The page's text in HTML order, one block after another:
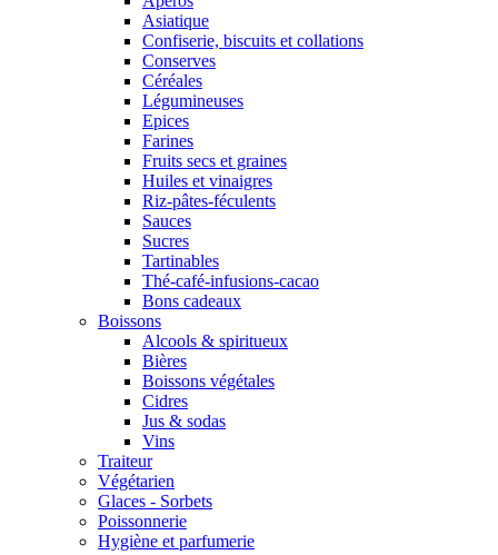
Asiatique
Confiserie, biscuits et collations
Conserves
Céréales
Légumineuses
Epices
Farines
Fruits secs et graines
Huiles et vinaigres
Riz-pâtes-féculents
Sauces
Sucres
Tartinables
Thé-café-infusions-cacao
Bons cadeaux
Boissons
Alcools & spiritueux
Bières
Boissons végétales
Cidres
Jus & sodas
Vins
Traiteur
Végétarien
Glaces - Sorbets
Poissonnerie
Hygiène et parfumerie